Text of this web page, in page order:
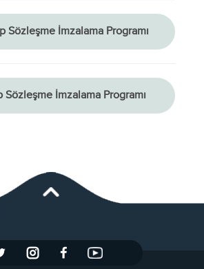
Sözleşme İmzalama Programı
Sözleşme İmzalama Programı